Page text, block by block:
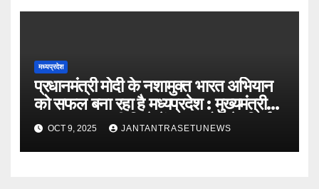
मध्यप्रदेश
प्रधानमंत्री मोदी के नशामुक्त भारत अभियान
को सफल बना रहा है मध्यप्रदेश : मुख्यमंत्री
डॉ. यादवबड़वानी जिले में 60 करोड़ के निर्माण
कार्यों का वर्चुअली किया लोकार्पण और
शिलान्यास
OCT 9, 2025 JANTANTRASETUNEWS